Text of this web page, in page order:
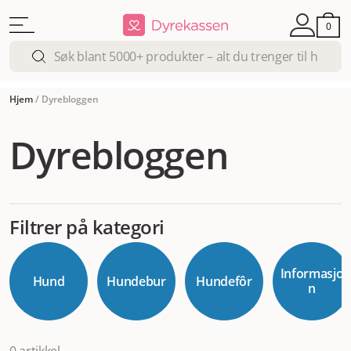
0
Hjem/ Dyrebloggen
Dyrebloggen
Filtrer på kategori
Hund Hundebur Hundefôr
Informasjo
n